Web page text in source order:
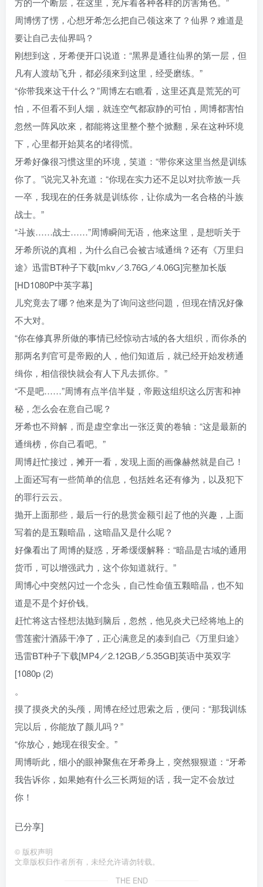
周博愣了愣，心想牙希怎么把自己领这來了？仙界？难道是
要让自己去仙界吗？
刚想到这，牙希便开口说道：“黑界是通往仙界的第一层，但
凡有人渡劫飞升，都必须來到这里，经受磨练。”
“你带我來这干什么？”周博左右瞧看，这里还真是荒芜的可
怕，不但看不到人烟，就连空气都寂静的可怕，周博都害怕
忽然一阵风吹來，都能将这里整个整个掀翻，呆在这种环境
下，心里都开始莫名的堵得慌。
牙希好像很习惯这里的环境，笑道：“带你來这里当然是训练
你了。”说完又补充道：“你现在实力还不足以对抗帝族一兵
一卒，我现在的任务就是训练你，让你成为一名合格的斗族
战士。”
“斗族……战士……”周博瞬间无语，他來这里，是想听关于
牙希所说的真相，为什么自己会被古域通缉？还有《万里归
途》迅雷BT种子下载[mkv／3.76G／4.06G]完整加长版
[HD1080P中英字幕]
儿究竟去了哪？他來是为了询问这些问題，但现在情况好像
不大对。
“你在修真界所做的事情已经惊动古域的各大组织，而你杀的
那两名判官可是帝殿的人，他们知道后，就已经开始发榜通
缉你，相信很快就会有人下凡去抓你。”
“不是吧……”周博有点半信半疑，帝殿这组织这么厉害和神
秘，怎么会在意自己呢？
牙希也不辩解，而是虚空拿出一张泛黄的卷轴：“这是最新的
通缉榜，你自己看吧。”
周博赶忙接过，摊开一看，发现上面的画像赫然就是自己！
上面还写有一些简单的信息，包括姓名还有修为，以及犯下
的罪行云云。
抛开上面那些，最后一行的悬赏金额引起了他的兴趣，上面
写着的是五颗暗晶，这暗晶又是什么呢？
好像看出了周博的疑惑，牙希缓缓解释：“暗晶是古域的通用
货币，可以增强武力，这个你知道就行。”
周博心中突然闪过一个念头，自己性命值五颗暗晶，也不知
道是不是个好价钱。
赶忙将这古怪想法抛到脑后，忽然，他见炎犬已经将地上的
雪莲蜜汁酒舔干净了，正心满意足的凑到自己《万里归途》
迅雷BT种子下载[MP4／2.12GB／5.35GB]英语中英双字
[1080p (2)
。
摸了摸炎犬的头颅，周博在经过思索之后，便问：“那我训练
完以后，你能放了颜儿吗？”
“你放心，她现在很安全。”
周博听此，细小的眼神聚焦在牙希身上，突然狠狠道：“牙希
我告诉你，如果她有什么三长两短的话，我一定不会放过
你！
已分享]
© 版权声明
文章版权归作者所有，未经允许请勿转载。
THE END